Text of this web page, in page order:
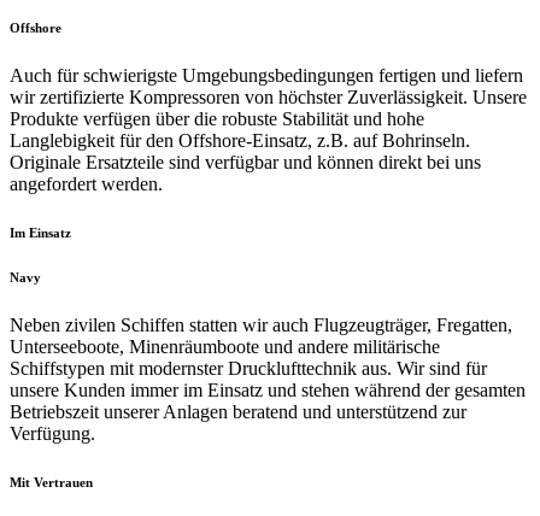
Offshore
Auch für schwierigste Umgebungsbedingungen fertigen und liefern
wir zertifizierte Kompressoren von höchster Zuverlässigkeit. Unsere
Produkte verfügen über die robuste Stabilität und hohe
Langlebigkeit für den Offshore-Einsatz, z.B. auf Bohrinseln.
Originale Ersatzteile sind verfügbar und können direkt bei uns
angefordert werden.
Im Einsatz
Navy
Neben zivilen Schiffen statten wir auch Flugzeugträger, Fregatten,
Unterseeboote, Minenräumboote und andere militärische
Schiffstypen mit modernster Drucklufttechnik aus. Wir sind für
unsere Kunden immer im Einsatz und stehen während der gesamten
Betriebszeit unserer Anlagen beratend und unterstützend zur
Verfügung.
Mit Vertrauen